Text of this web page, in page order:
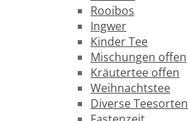
Rooibos
Ingwer
Kinder Tee
Mischungen offen
Kräutertee offen
Weihnachtstee
Diverse Teesorten